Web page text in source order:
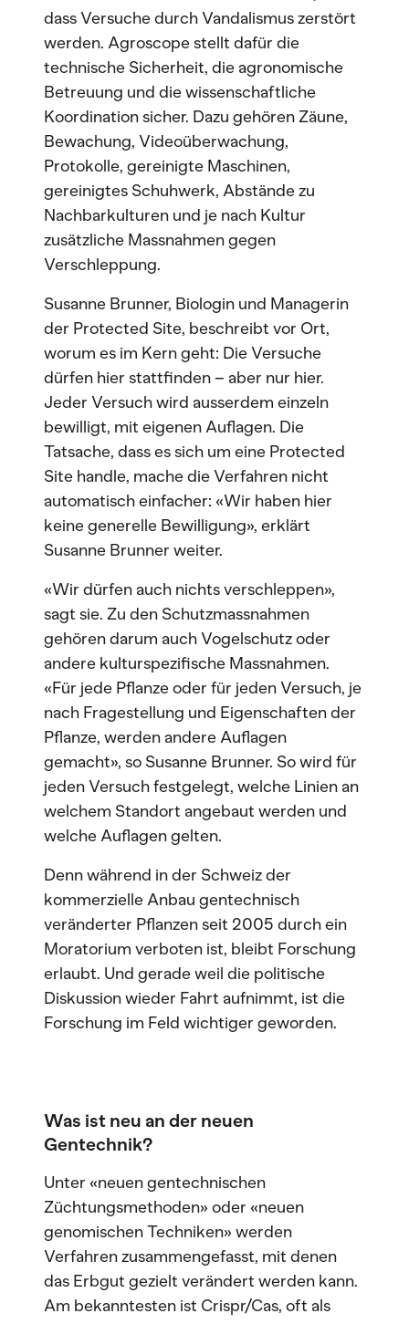
dass Versuche durch Vandalismus zerstört
werden. Agroscope stellt dafür die
technische Sicherheit, die agronomische
Betreuung und die wissenschaftliche
Koordination sicher. Dazu gehören Zäune,
Bewachung, Videoüberwachung,
Protokolle, gereinigte Maschinen,
gereinigtes Schuhwerk, Abstände zu
Nachbarkulturen und je nach Kultur
zusätzliche Massnahmen gegen
Verschleppung.
Susanne Brunner, Biologin und Managerin
der Protected Site, beschreibt vor Ort,
worum es im Kern geht: Die Versuche
dürfen hier stattfinden – aber nur hier.
Jeder Versuch wird ausserdem einzeln
bewilligt, mit eigenen Auflagen. Die
Tatsache, dass es sich um eine Protected
Site handle, mache die Verfahren nicht
automatisch einfacher: «Wir haben hier
keine generelle Bewilligung», erklärt
Susanne Brunner weiter.
«Wir dürfen auch nichts verschleppen»,
sagt sie. Zu den Schutzmassnahmen
gehören darum auch Vogelschutz oder
andere kulturspezifische Massnahmen.
«Für jede Pflanze oder für jeden Versuch, je
nach Fragestellung und Eigenschaften der
Pflanze, werden andere Auflagen
gemacht», so Susanne Brunner. So wird für
jeden Versuch festgelegt, welche Linien an
welchem Standort angebaut werden und
welche Auflagen gelten.
Denn während in der Schweiz der
kommerzielle Anbau gentechnisch
veränderter Pflanzen seit 2005 durch ein
Moratorium verboten ist, bleibt Forschung
erlaubt. Und gerade weil die politische
Diskussion wieder Fahrt aufnimmt, ist die
Forschung im Feld wichtiger geworden.
Was ist neu an der neuen
Gentechnik?
Unter «neuen gentechnischen
Züchtungsmethoden» oder «neuen
genomischen Techniken» werden
Verfahren zusammengefasst, mit denen
das Erbgut gezielt verändert werden kann.
Am bekanntesten ist Crispr/Cas, oft als